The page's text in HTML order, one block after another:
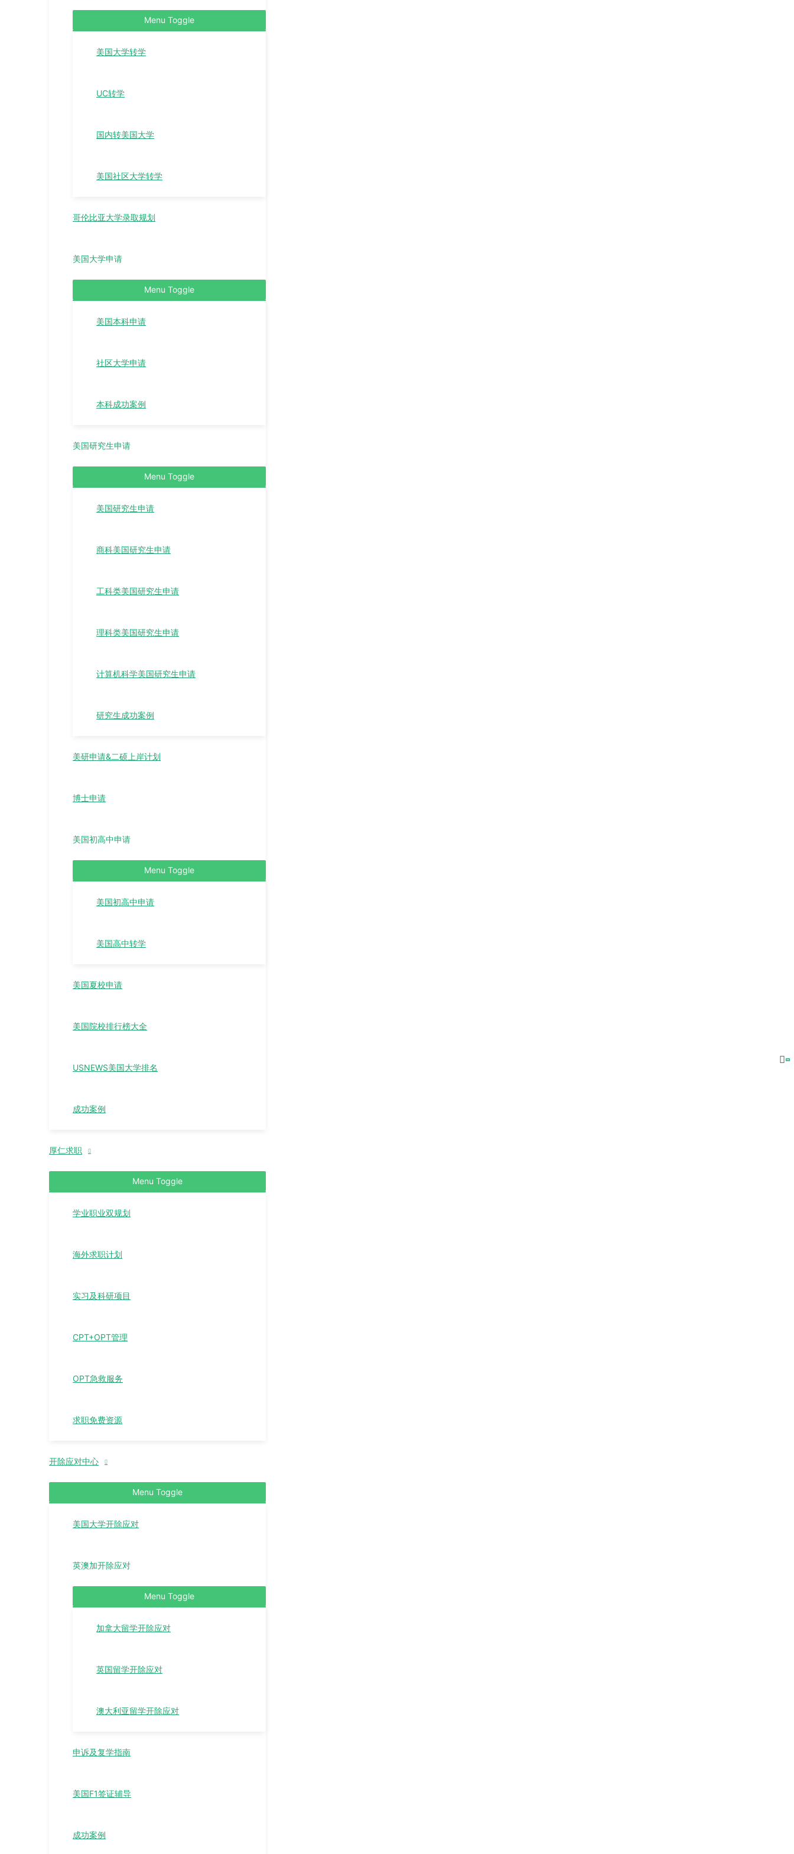
Menu Toggle
美国大学转学
UC转学
国内转美国大学
美国社区大学转学
哥伦比亚大学录取规划
美国大学申请
Menu Toggle
美国本科申请
社区大学申请
本科成功案例
美国研究生申请
Menu Toggle
美国研究生申请
商科美国研究生申请
工科类美国研究生申请
理科类美国研究生申请
计算机科学美国研究生申请
研究生成功案例
美研申请&二硕上岸计划
博士申请
美国初高中申请
Menu Toggle
美国初高中申请
美国高中转学
美国夏校申请
美国院校排行榜大全
USNEWS美国大学排名
成功案例
厚仁求职
Menu Toggle
学业职业双规划
海外求职计划
实习及科研项目
CPT+OPT管理
OPT急救服务
求职免费资源
开除应对中心
Menu Toggle
美国大学开除应对
英澳加开除应对
Menu Toggle
加拿大留学开除应对
英国留学开除应对
澳大利亚留学开除应对
申诉及复学指南
美国F1签证辅导
成功案例